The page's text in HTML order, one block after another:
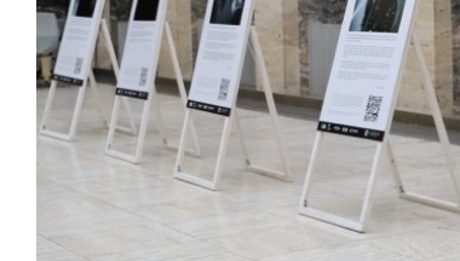
НОВИНИ ЗАХІДНОЇ
ФОТО